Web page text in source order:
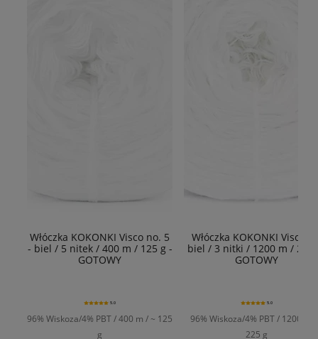
Włóczka KOKONKI Visco no. 5
- biel / 5 nitek / 400 m / 125 g -
GOTOWY
96% Wiskoza/4% PBT / 400 m / ~ 125
g
5.0
Włóczka KOKONKI
biel / 3 nitki / 1200 m /
GOTOWY
96% Wiskoza/4% PBT / 1200 m /
225 g
5.0